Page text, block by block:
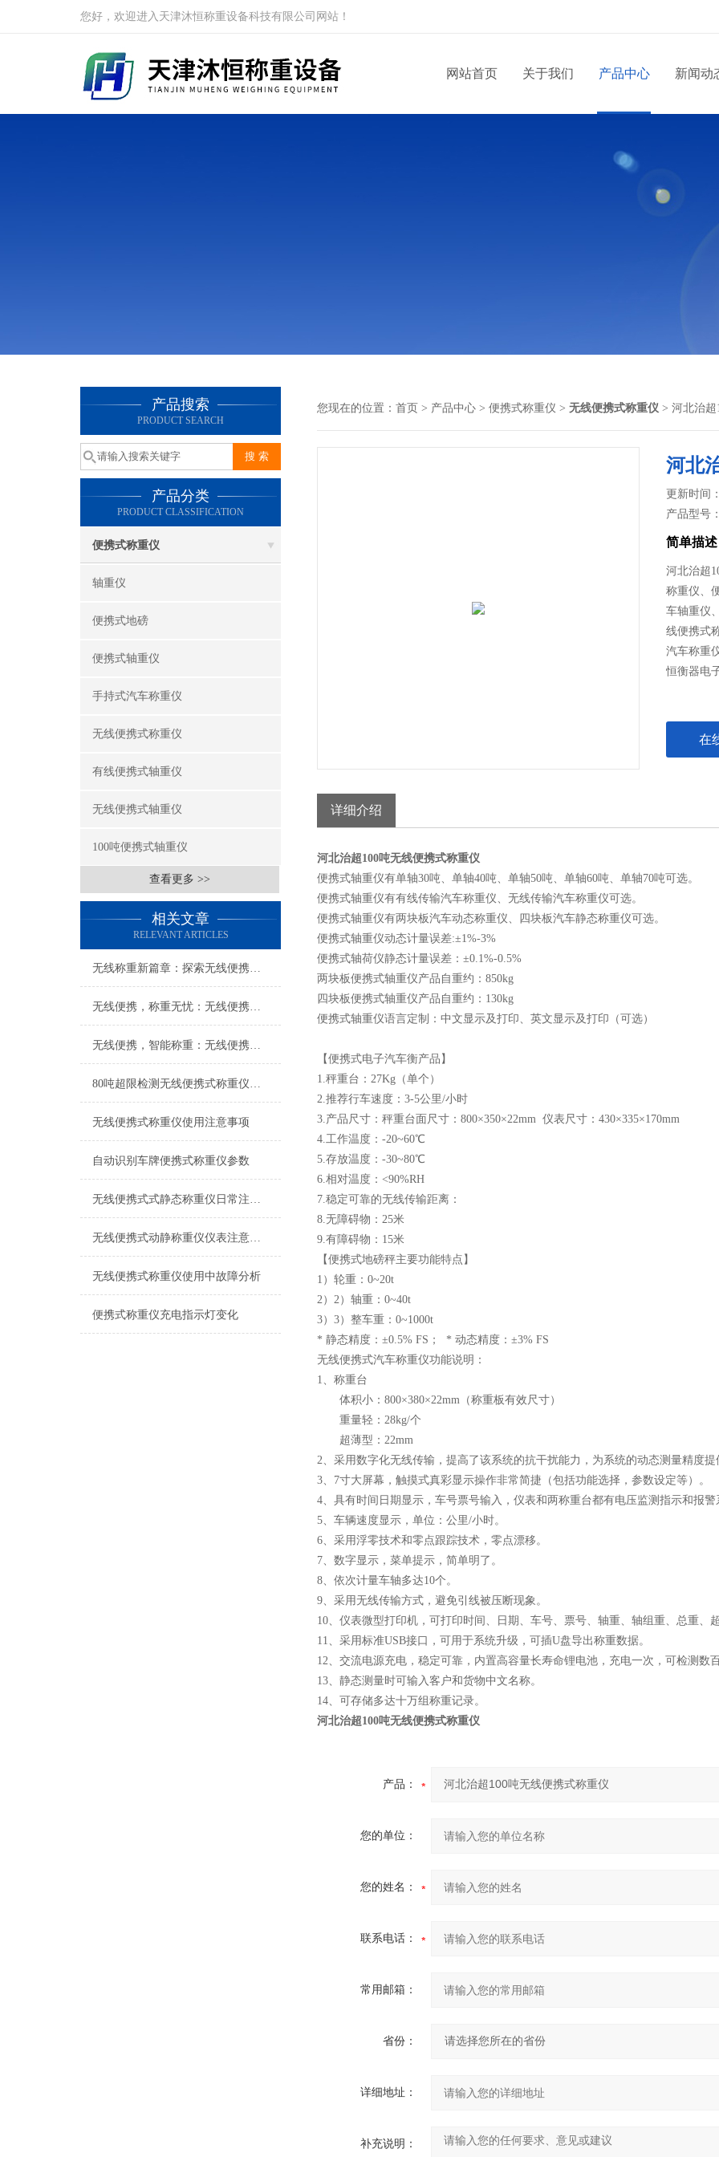
您好，欢迎进入天津沐恒称重设备科技有限公司网站！
网站首页 关于我们 产品中心 新闻动
产品搜索
PRODUCT SEARCH
产品分类
PRODUCT CLASSIFICATION
便携式称重仪
轴重仪
便携式地磅
便携式轴重仪
手持式汽车称重仪
无线便携式称重仪
有线便携式轴重仪
无线便携式轴重仪
100吨便携式轴重仪
查看更多 >>
相关文章
RELEVANT ARTICLES
无线称重新篇章：探索无线便携式称重仪的无限可能
无线便携，称重无忧：无线便携式称重仪打造便捷称重新体验
无线便携，智能称重：无线便携式称重仪创新科技体验
80吨超限检测无线便携式称重仪产品特点
无线便携式称重仪使用注意事项
自动识别车牌便携式称重仪参数
无线便携式式静态称重仪日常注意事项
无线便携式动静称重仪仪表注意事项
无线便携式称重仪使用中故障分析
便携式称重仪充电指示灯变化
您现在的位置： 首页 > 产品中心 > 便携式称重仪 > 无线便携式称重仪 > 河北治超
河北
更新时间
产品型号
简单描述
河北治超
称重仪、
车轴重仪
线便携式
汽车称重
恒衡器电
在
详细介绍
河北治超100吨无线便携式称重仪
便携式轴重仪有单轴30吨、单轴40吨、单轴50吨、单轴60吨、单轴70吨可选。
便携式轴重仪有有线传输汽车称重仪、无线传输汽车称重仪可选。
便携式轴重仪有两块板汽车动态称重仪、四块板汽车静态称重仪可选。
便携式轴重仪动态计量误差:±1%-3%
便携式轴荷仪静态计量误差：±0.1%-0.5%
两块板便携式轴重仪产品自重约：850kg
四块板便携式轴重仪产品自重约：130kg
便携式轴重仪语言定制：中文显示及打印、英文显示及打印（可选）
【便携式电子汽车衡产品】
1.秤重台：27Kg（单个）
2.推荐行车速度：3-5公里/小时
3.产品尺寸：秤重台面尺寸：800×350×22mm 仪表尺寸：430×335×170mm
4.工作温度：-20~60℃
5.存放温度：-30~80℃
6.相对温度：<90%RH
7.稳定可靠的无线传输距离：
8.无障碍物：25米
9.有障碍物：15米
【便携式地磅秤主要功能特点】
1）轮重：0~20t
2）2）轴重：0~40t
3）3）整车重：0~1000t
* 静态精度：±0.5% FS； * 动态精度：±3% FS
无线便携式汽车称重仪功能说明：
1、称重台
体积小：800×380×22mm（称重板有效尺寸）
重量轻：28kg/个
超薄型：22mm
2、采用数字化无线传输，提高了该系统的抗干扰能力，为系统的动态测量精度提
3、7寸大屏幕，触摸式真彩显示操作非常简捷（包括功能选择，参数设定等）。
4、具有时间日期显示，车号票号输入，仪表和两称重台都有电压监测指示和报警
5、车辆速度显示，单位：公里/小时。
6、采用浮零技术和零点跟踪技术，零点漂移。
7、数字显示，菜单提示，简单明了。
8、依次计量车轴多达10个。
9、采用无线传输方式，避免引线被压断现象。
10、仪表微型打印机，可打印时间、日期、车号、票号、轴重、轴组重、总重、
11、采用标准USB接口，可用于系统升级，可插U盘导出称重数据。
12、交流电源充电，稳定可靠，内置高容量长寿命锂电池，充电一次，可检测数百
13、静态测量时可输入客户和货物中文名称。
14、可存储多达十万组称重记录。
河北治超100吨无线便携式称重仪
产品：
您的单位：
您的姓名：
联系电话：
常用邮箱：
省份：
详细地址：
补充说明：